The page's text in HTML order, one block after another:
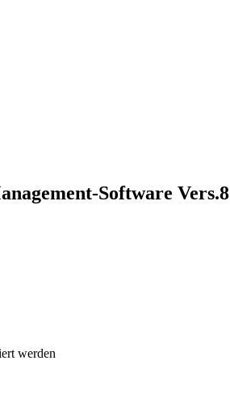
Software Vers.8
werden